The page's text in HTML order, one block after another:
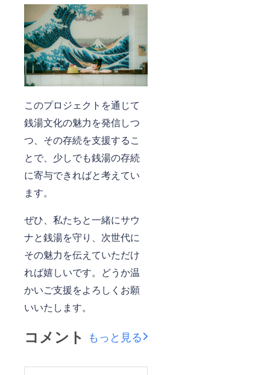
このプロジェクトを通じて
銭湯文化の魅力を発信しつ
つ、その存続を支援するこ
とで、少しでも銭湯の存続
に寄与できればと考えてい
ます。
ぜひ、私たちと一緒にサウ
ナと銭湯を守り、次世代に
その魅力を伝えていただけ
れば嬉しいです。どうか温
かいご支援をよろしくお願
いいたします。
コメント もっと見る